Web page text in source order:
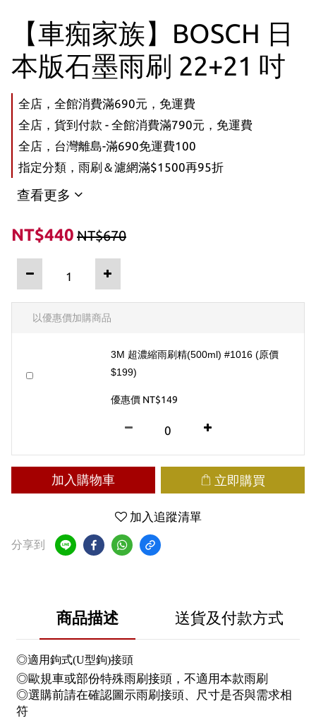
【車痴家族】BOSCH 日
本版石墨雨刷 22+21 吋
全店，全館消費滿690元，免運費
全店，貨到付款 - 全館消費滿790元，免運費
全店，台灣離島-滿690免運費100
指定分類，雨刷＆濾網滿$1500再95折
查看更多
NT$440 NT$670
以優惠價加購商品
3M 超濃縮雨刷精(500ml) #1016 (原價
$199)
優惠價 NT$149
加入購物車 立即購買
加入追蹤清單
分享到
商品描述 送貨及付款方式
◎適用鉤式(U型鉤)接頭
◎歐規車或部份特殊雨刷接頭，不適用本款雨刷
◎選購前請在確認圖示雨刷接頭、尺寸是否與需求相
符